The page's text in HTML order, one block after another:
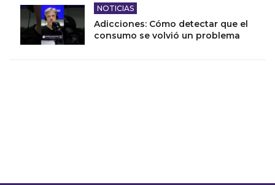
NOTICIAS
Adicciones: Cómo detectar que el
consumo se volvió un problema